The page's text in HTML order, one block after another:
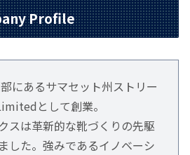
Profile
にあるサマセット州ストリー
として創業。
スは革新的な靴づくりの先駆
した。強みであるイノベーシ